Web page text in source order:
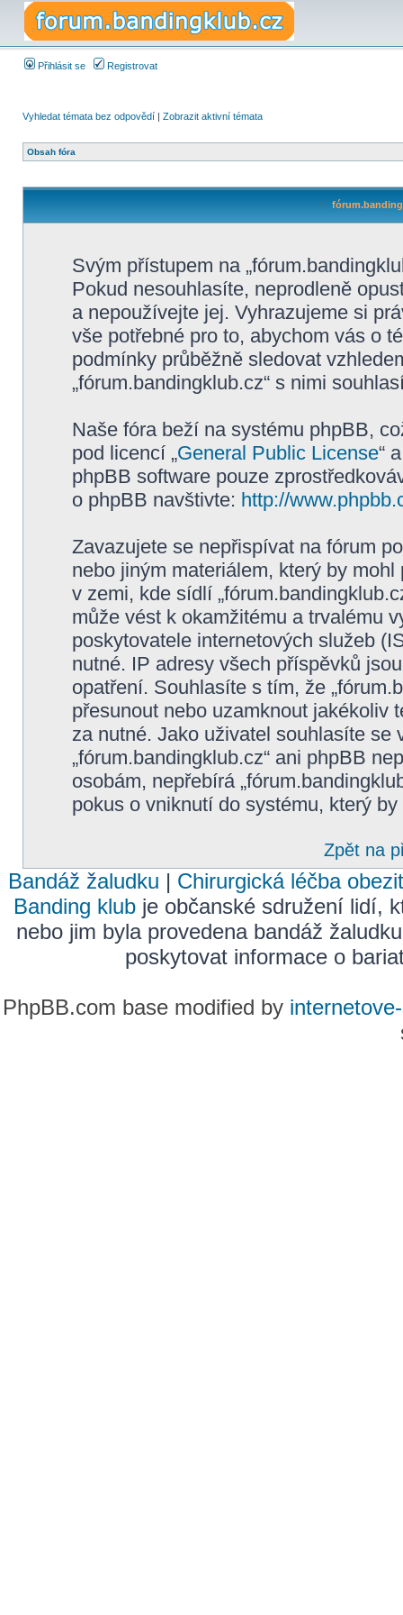
Přihlásit se Registrovat
Vyhledat témata bez odpovědí | Zobrazit aktivní témata
Obsah fóra
Svým přístupem na
Pokud nesouhlasíte, neprodleně
a nepoužívejte jej. Vyhrazujeme si
vše potřebné pro to, abychom vás o
podmínky průběžně sledovat
„fórum.bandingklub.cz“ s nimi
Naše fóra beží na systému phpBB,
pod licencí „General Public License“
phpBB software pouze
o phpBB navštivte: http://
Zavazujete se nepřispívat na fórum
nebo jiným materiálem, který by
v zemi, kde sídlí
může vést k okamžitému a trvalému
poskytovatele internetových služeb
nutné. IP adresy všech příspěvků
opatření. Souhlasíte s tím, že
přesunout nebo uzamknout jakékoliv
za nutné. Jako uživatel souhlasíte
„fórum.bandingklub.cz“ ani phpBB
osobám, nepřebírá
pokus o vniknutí do systému, který
Zpět na
Bandáž žaludku | Chirurgická léčba
Banding klub je občanské sdružení lidí,
nebo jim byla provedena bandáž
poskytovat informace o
PhpBB.com base modified by